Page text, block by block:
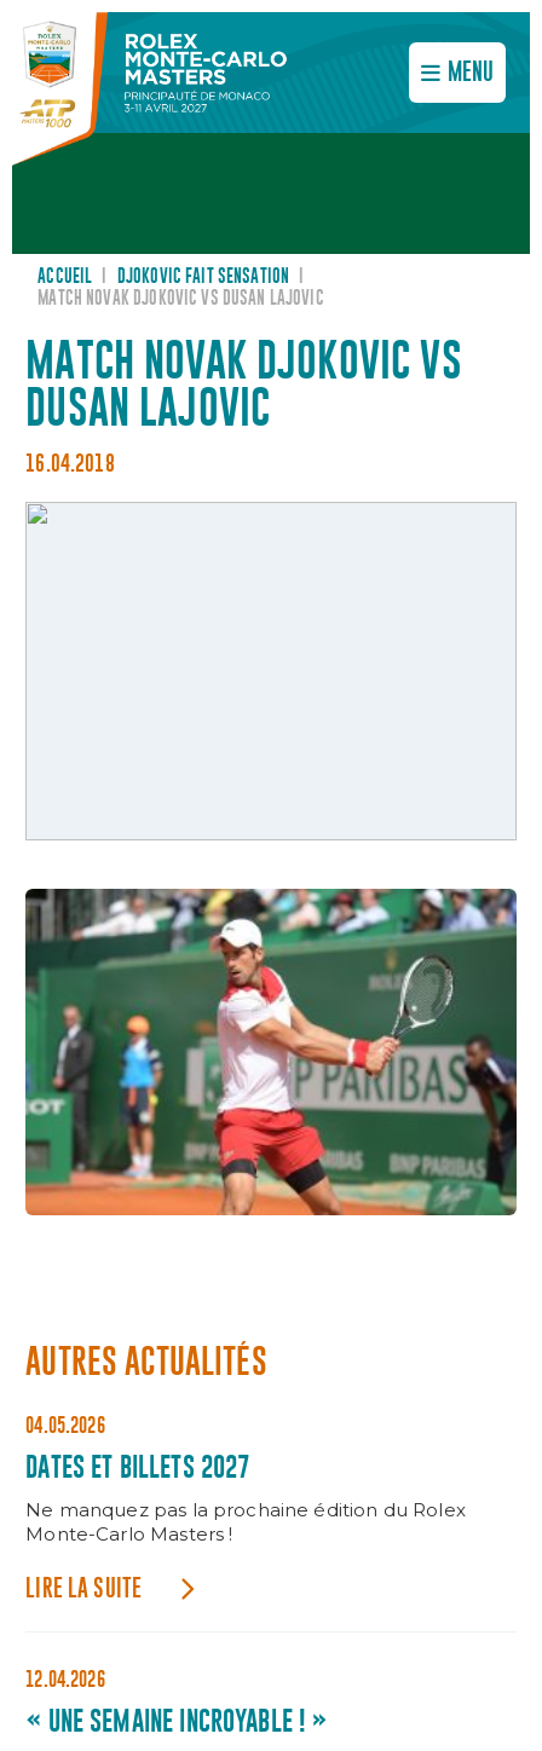
MENU
ACCUEIL DJOKOVIC FAIT SENSATION
MATCH NOVAK DJOKOVIC VS DUSAN LAJOVIC
MATCH NOVAK DJOKOVIC VS
DUSAN LAJOVIC
16.04.2018
AUTRES ACTUALITÉS
04.05.2026
DATES ET BILLETS 2027
Ne manquez pas la prochaine édition du Rolex
Monte-Carlo Masters !
LIRE LA SUITE
12.04.2026
« UNE SEMAINE INCROYABLE ! »